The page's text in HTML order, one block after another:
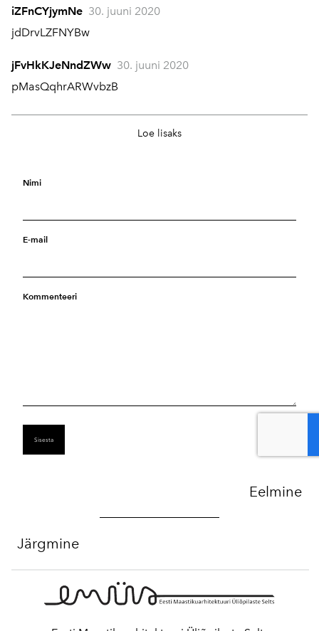
iZFnCYjymNe 30. juuni 2020
jdDrvLZFNYBw
jFvHkKJeNndZWw 30. juuni 2020
pMasQqhrARWvbzB
Kredit 17. september 2024
KREDITNO PODUZEĆE ZA FINANCIJSKO PLANIRANJE
FINANCIJSKOJ KRIZI ILI SU VAM POTREBNA SREDSTVA
RAČUNE ILI POKRENULI DOBAR BIZNIS? IMATE LI NIZAK
*POSLOVNE FINANCIJE I MNOGO VIŠE: ZA VIŠE
DETALJA. KONTAKTIRAJTE ME PUTEM. E-MAIL Pošaljite
nam e-poštu: smartloanfunds@gmail.com Svi tražitelji
Kredit
14. september 2024
FINANCIJSKOJ KRIZI ILI SU VAM POTREBNA SREDSTVA
Loe lisaks
Nimi
E-mail
Kommenteeri
Eelmine
Järgmine